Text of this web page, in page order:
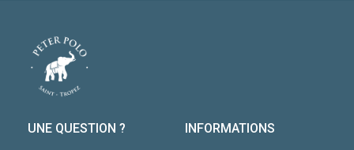
UNE QUESTION ? INFORMATIONS